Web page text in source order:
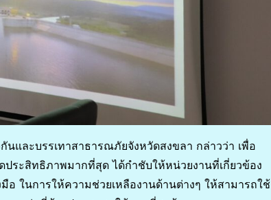
และบรรเทาสาธารณภัยจังหวัดสงขลา กล่าวว่า เพื่อ
ประสิทธิภาพมากที่สุด ได้กำชับให้หน่วยงานที่เกี่ยวข้อง
อ ในการให้ความช่วยเหลืองานด้านต่างๆ ให้สามารถใช้